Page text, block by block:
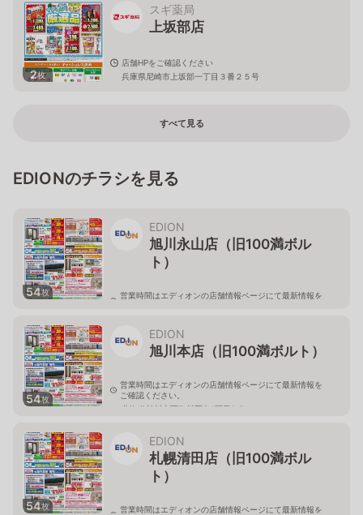
2枚
スギ薬局
上坂部店
店舗HPをご確認ください
兵庫県尼崎市上坂部一丁目３番２５号
すべて見る
EDIONのチラシを見る
54枚
EDION
旭川永山店（旧100満ボル
ト）
営業時間はエディオンの店舗情報ページにて最新情報を
54枚
EDION
旭川本店（旧100満ボルト）
営業時間はエディオンの店舗情報ページにて最新情報を
ご確認ください。
北海道旭川市西御料五条1丁目1-5
54枚
EDION
札幌清田店（旧100満ボル
ト）
営業時間はエディオンの店舗情報ページにて最新情報を